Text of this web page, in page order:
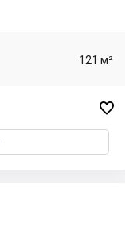
121 м²
